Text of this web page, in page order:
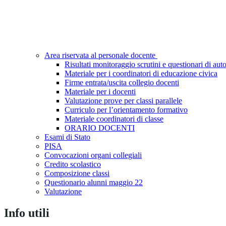
Area riservata al personale docente
Risultati monitoraggio scrutini e questionari di
Materiale per i coordinatori di educazione civica
Firme entrata/uscita collegio docenti
Materiale per i docenti
Valutazione prove per classi parallele
Curriculo per l’orientamento formativo
Materiale coordinatori di classe
ORARIO DOCENTI
Esami di Stato
PISA
Convocazioni organi collegiali
Credito scolastico
Composizione classi
Questionario alunni maggio 22
Valutazione
Info utili